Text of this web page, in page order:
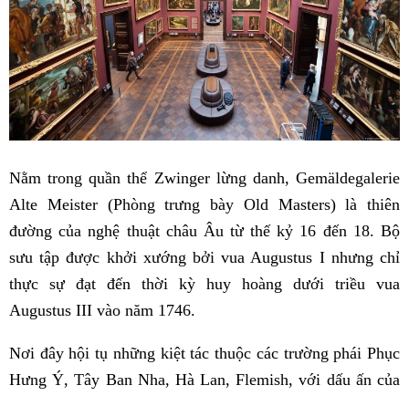
Nằm trong quần thể Zwinger lừng danh, Gemäldegalerie
Alte Meister (Phòng trưng bày Old Masters) là thiên
đường của nghệ thuật châu Âu từ thế kỷ 16 đến 18. Bộ
sưu tập được khởi xướng bởi vua Augustus I nhưng chỉ
thực sự đạt đến thời kỳ huy hoàng dưới triều vua
Augustus III vào năm 1746.
Nơi đây hội tụ những kiệt tác thuộc các trường phái Phục
Hưng Ý, Tây Ban Nha, Hà Lan, Flemish, với dấu ấn của